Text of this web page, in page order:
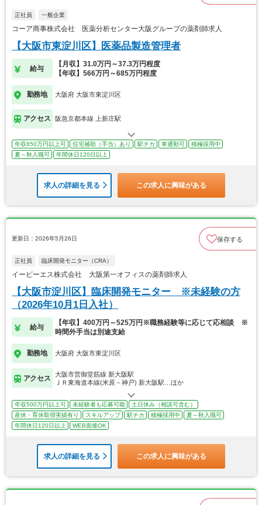
正社員 一般企業
コーア商事株式会社 医薬分析センター大阪グループの薬剤師求人
【大阪市東淀川区】医薬品製造管理者
給与
【月収】31.0万円～37.3万円程度
【年収】566万円～685万円程度
勤務地 大阪府 大阪市東淀川区
アクセス 阪急京都本線 上新庄駅
年収650万円以上可 住宅補助（手当）あり 駅チカ 車通勤可
積極採用中
夏～秋入職可
年間休日120日以上
求人の詳細を見る この求人に興味がある
更新日：2026年5月26日 保存する
正社員 臨床開発モニター（CRA）
イーピーエス株式会社 大阪第一オフィスの薬剤師求人
【大阪市淀川区】臨床開発モニター ※未経験の方
（2026年10月1日入社）
給与
【年収】400万円～525万円※職務経験等に応じて応相談 ※
時間外手当は別途支給
勤務地 大阪府 大阪市東淀川区
アクセス
大阪市営御堂筋線 新大阪駅
ＪＲ東海道本線(米原－神戸) 新大阪駅…ほか
年収500万円以上可 未経験者も応募可能
土日休み（相談可含む）
産休・育休取得実績有り
スキルアップ 駅チカ 積極採用中
夏～秋入職可
年間休日120日以上
WEB面接OK
求人の詳細を見る この求人に興味がある